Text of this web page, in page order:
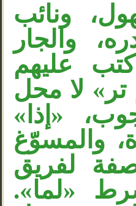
ونائب
والجار
عليهم
لا محل
«إذا»
والمسوّغ
لفريق
«لما».